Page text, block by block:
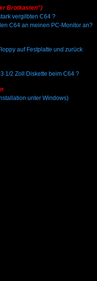
Brotkasten")
vergilbten C64 ?
C64 an meinen PC-Monitor an?
auf Festplatte und zurück
1/2 Zoll Diskette beim C64 ?
unter Windows)